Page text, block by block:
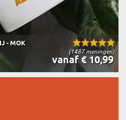
(1487 meningen)
- MOK
vanaf € 10,99